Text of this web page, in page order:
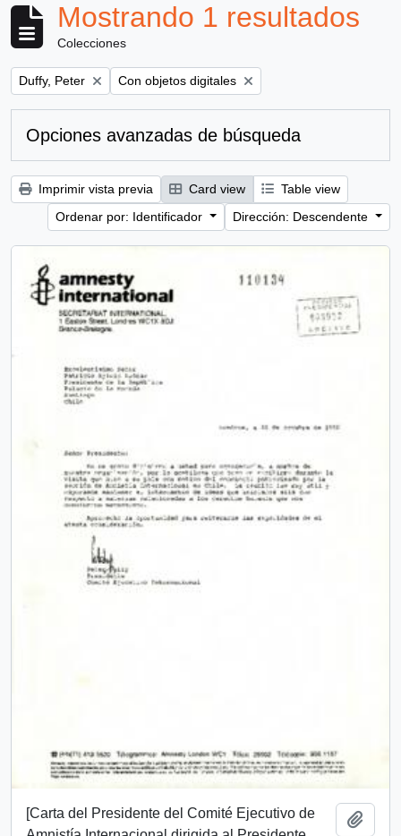
Mostrando 1 resultados
Colecciones
Remove filter:
Duffy, Peter Remove filter:
Con objetos digitales
Opciones avanzadas de búsqueda
Imprimir vista previa Card view
Table view
Ordenar por: Identificador
Dirección: Descendente
[Carta del Presidente del Comité Ejecutivo de